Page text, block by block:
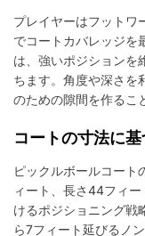
プレイヤーはフットワ
でコートカバレッジを
は、強いポジションを
ちます。角度や深さを
のための隙間を作るこ
コートの寸法に
ピックルボールコート
ィート、長さ44フィ
けるポジショニング戦
ら7フィート延びるノ